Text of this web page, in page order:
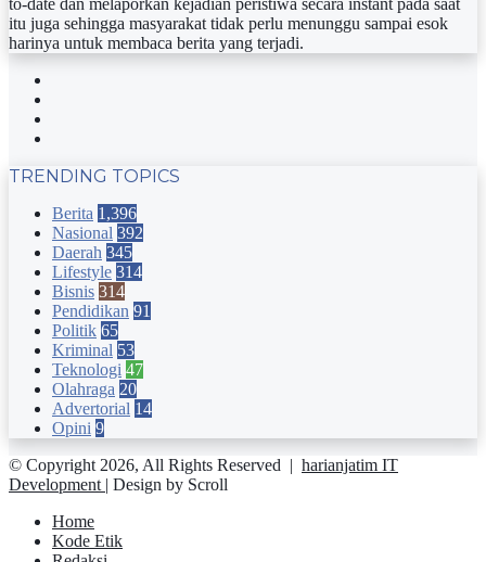
to-date dan melaporkan kejadian peristiwa secara instant pada saat
itu juga sehingga masyarakat tidak perlu menunggu sampai esok
harinya untuk membaca berita yang terjadi.
TRENDING TOPICS
Berita 1,396
Nasional 392
Daerah 345
Lifestyle 314
Bisnis 314
Pendidikan 91
Politik 65
Kriminal 53
Teknologi 47
Olahraga 20
Advertorial 14
Opini 9
© Copyright 2026, All Rights Reserved | harianjatim IT
Development | Design by Scroll
Home
Kode Etik